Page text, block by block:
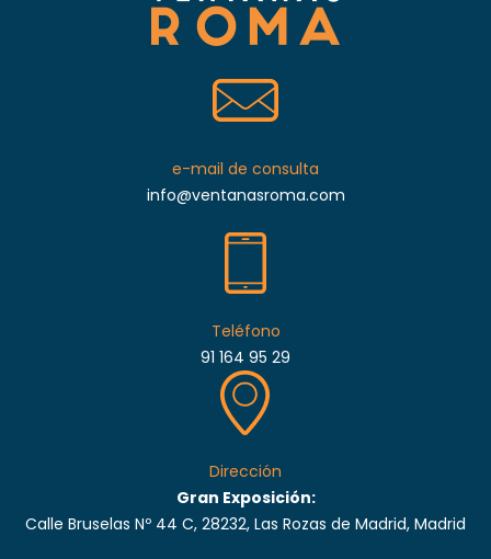
e-mail de consulta
info@ventanasroma.com
Teléfono
91 164 95 29
Dirección
Gran Exposición:
Calle Bruselas Nº 44 C, 28232, Las Rozas de Madrid, Madrid